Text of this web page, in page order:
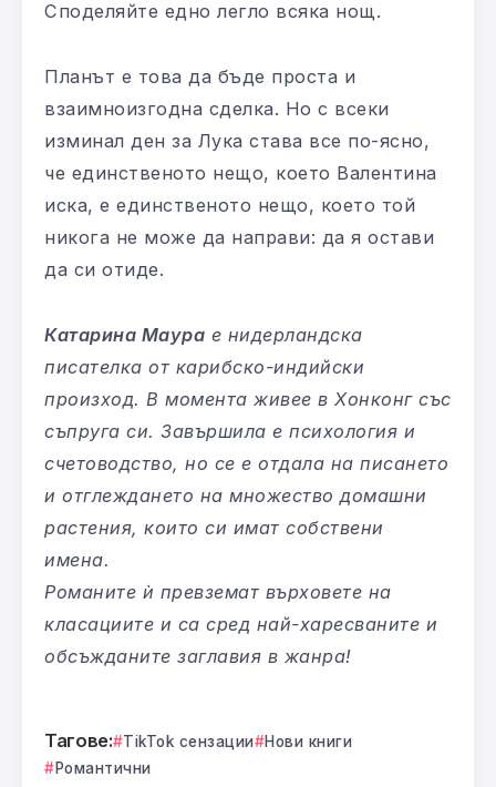
Споделяйте едно легло всяка нощ.
Планът е това да бъде проста и
взаимноизгодна сделка. Но с всеки
изминал ден за Лука става все по-ясно,
че единственото нещо, което Валентина
иска, е единственото нещо, което той
никога не може да направи: да я остави
да си отиде.
Катарина Маура е нидерландска
писателка от карибско-индийски
произход. В момента живее в Хонконг със
съпруга си. Завършила е психология и
счетоводство, но се е отдала на писането
и отглеждането на множество домашни
растения, които си имат собствени
имена.
Романите ѝ превземат върховете на
класациите и са сред най-харесваните и
обсъжданите заглавия в жанра!
Тагове: TikTok сензации
Нови книги
Романтични